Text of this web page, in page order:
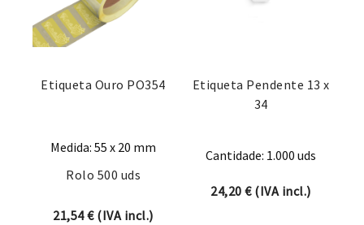
Etiqueta Ouro PO354
Medida: 55 x 20 mm
Rolo 500 uds
21,54€(IVA incl.)
Etiqueta Pendente 13 x
34
Cantidade: 1.000 uds
24,20€(IVA incl.)